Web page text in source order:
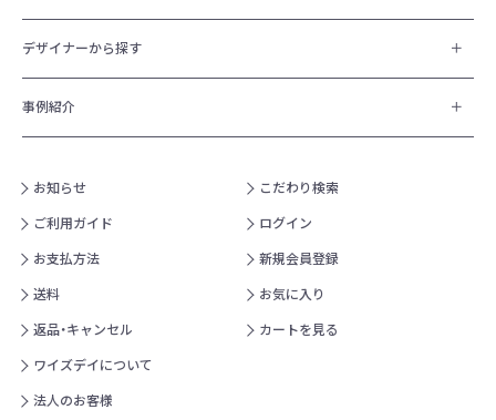
デザイナーから探す
事例紹介
お知らせ
ご利用ガイド
お支払方法
送料
返品・キャンセル
ワイズデイについて
法人のお客様
こだわり検索
ログイン
新規会員登録
お気に入り
カートを見る